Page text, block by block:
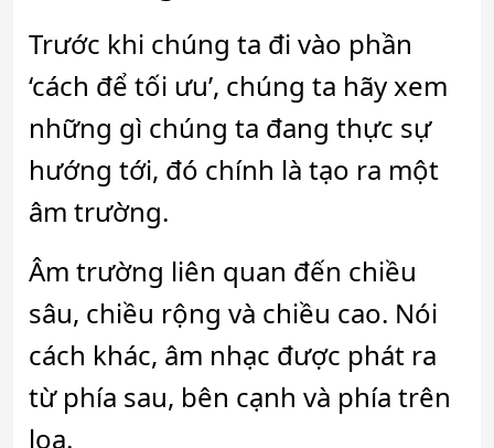
Trước khi chúng ta đi vào phần
‘cách để tối ưu’, chúng ta hãy xem
những gì chúng ta đang thực sự
hướng tới, đó chính là tạo ra một
âm trường.
Âm trường liên quan đến chiều
sâu, chiều rộng và chiều cao. Nói
cách khác, âm nhạc được phát ra
từ phía sau, bên cạnh và phía trên
loa.